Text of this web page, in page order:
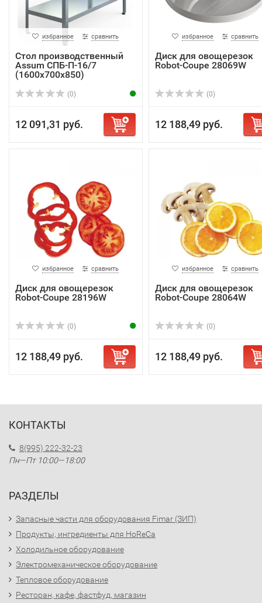
избранное сравнить
Стол производственный
Assum СПБ-П-16/7
(1600х700х850)
(0)
12 091,31 руб.
избранное сравнить
Диск для овощерезок
Robot-Coupe 28069W
(0)
12 188,49 руб.
избранное сравнить
Диск для овощерезок
Robot-Coupe 28196W
(0)
12 188,49 руб.
избранное сравнить
Диск для овощерезок
Robot-Coupe 28064W
(0)
12 188,49 руб.
КОНТАКТЫ
8(995) 222-32-23
Пн—Пт 10:00—18:00
РАЗДЕЛЫ
Запасные части для оборудования Fimar (ЗИП)
Продукты, ингредиенты для HoReCa
Холодильное оборудование
Электромеханическое оборудование
Тепловое оборудование
Ресторан, кафе, фастфуд, магазин